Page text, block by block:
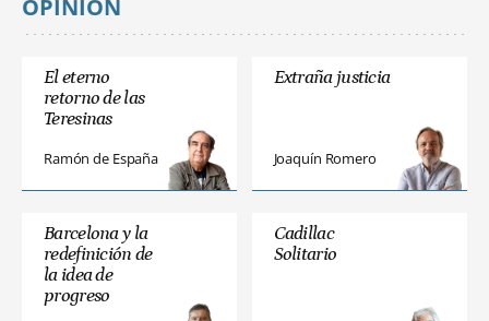
OPINIÓN
El eterno
retorno de las
Teresinas
Ramón de España
Extraña justicia
Joaquín Romero
Barcelona y la
redefinición de
la idea de
progreso
Cadillac
Solitario